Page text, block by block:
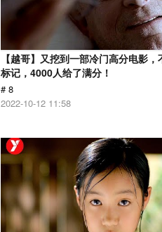
【越哥】又挖到一部冷门高分电影
标记，4000人给了满分！
# 8
2022-10-12 11:58